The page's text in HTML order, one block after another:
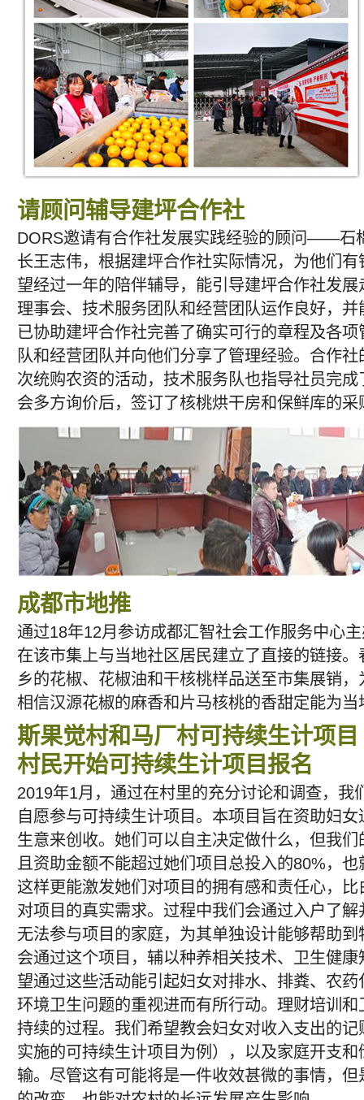
请顾问辅导建坪合作社
DORS邀请有合作社发展实践经验的顾问——石
长王志伟，根据建坪合作社实际情况，为他们
望经过一年的陪伴辅导，能引导建坪合作社发
理事会、技术服务团队和经营团队运作良好，
已协助建坪合作社完善了确实可行的章程及各
队和经营团队并向他们分享了管理经验。合作
次统购农资的活动，技术服务队也指导社员完
会多方询价后，签订了核桃烘干房和保鲜库的
成都市地推
通过18年12月参访成都汇智社会工作服务中心
在该市集上与当地社区居民建立了直接的链接
乡的花椒、花椒油和干核桃样品送至市集展销
相信汉源花椒的麻香和片马核桃的香甜定能为
斯果觉村和马厂村可持续生计项目
村民开始可持续生计项目报名
2019年1月，通过在村里的充分讨论和调查，我
自愿参与可持续生计项目。本项目旨在资助妇
生意来创收。她们可以自主决定做什么，但我
且资助金额不能超过她们项目总投入的80%，
这样更能激发她们对项目的拥有感和责任心，
对项目的真实需求。过程中我们会通过入户了
无法参与项目的家庭，为其单独设计能够帮助
会通过这个项目，辅以种养相关技术、卫生健
望通过这些活动能引起妇女对排水、排粪、农
环境卫生问题的重视进而有所行动。理财培训
持续的过程。我们希望教会妇女对收入支出的
实施的可持续生计项目为例），以及家庭开支
输。尽管这有可能将是一件收效甚微的事情，